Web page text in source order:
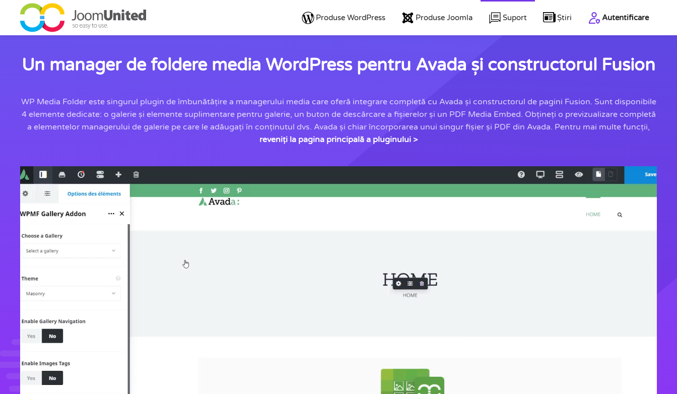
Sari la conținutul principal
Produse WordPress Produse Joomla Suport Știri Autentificare
Un manager de foldere media WordPress pentru Avada și constructorul Fusion
WP Media Folder este singurul plugin de îmbunătățire a managerului media care oferă integrare completă cu Avada și constructorul de pagini Fusion. Sunt disponibile
4 elemente dedicate: o galerie și elemente suplimentare pentru galerie, un buton de descărcare a fișierelor și un PDF Media Embed. Obțineți o previzualizare completă
a elementelor managerului de galerie pe care le adăugați în conținutul dvs. Avada și chiar încorporarea unui singur fișier și PDF din Avada. Pentru mai multe funcții,
reveniți la pagina principală a pluginului >